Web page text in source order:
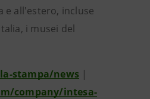
all'estero, incluse
i musei del
stampa/news |
company/intesa-